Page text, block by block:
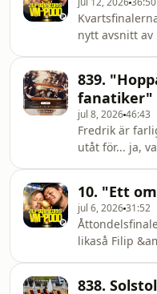
vanliga
USA, Fredrik
tillsammans
världens
genom
nationerna,
detaljerna
nytt avsnitt av
och Fredrik
podd vid
Filip
från Europa
försöker de
människorna,
och de
839.
fanatiker"
jul 8, 202646:43
Fredrik är
utåt för... ja,
denna gång?
sommarsvala
få svar på...
Acast. See
information.
10. "Ett
jul 6, 202631:52
likaså Filip
838.